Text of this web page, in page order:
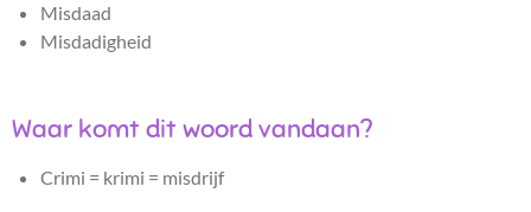
Misdaad
Misdadigheid
Waar komt dit woord vandaan?
Crimi = krimi = misdrijf